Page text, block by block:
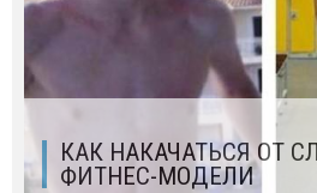
КАК НАКАЧАТЬСЯ ОТ
ФИТНЕС-МОДЕЛИ